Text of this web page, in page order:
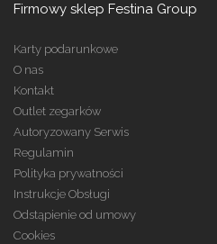
Firmowy sklep Festina Group
Karty podarunkowe
O nas
Kontakt
Outlet zegarków
Autoryzowany Serwis
Regulamin
Polityka prywatności
Instrukcje Obsługi
Odstąpienie od umowy
Cookies